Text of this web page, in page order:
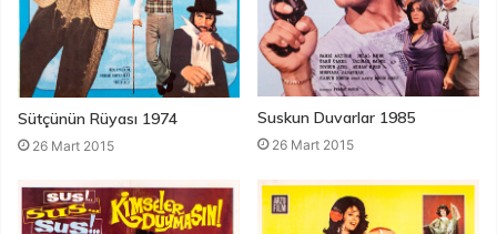
Sütçünün Rüyası 1974
26 Mart 2015
Suskun Duvarlar 1985
26 Mart 2015